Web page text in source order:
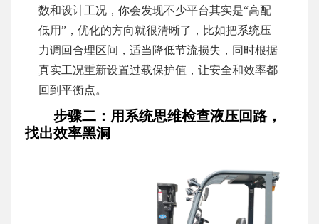
数和设计工况，你会发现不少平台其实是“高配
低用”，优化的方向就很清晰了，比如把系统压
力调回合理区间，适当降低节流损失，同时根据
真实工况重新设置过载保护值，让安全和效率都
回到平衡点。
步骤二：用系统思维检查液压回路，
找出效率黑洞